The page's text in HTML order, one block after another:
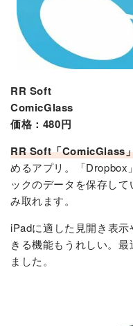
RR Soft
ComicGlass
価格：480円
RR Soft「ComicGlass
めるアプリ。「Dropbox
ックのデータを保存し
み取れます。
iPadに適した見開き表
きる機能もうれしい。
ました。